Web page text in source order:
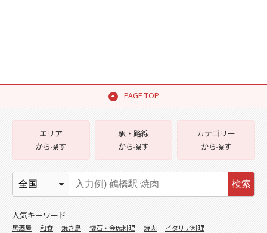
PAGE TOP
エリア
から探す
駅・路線
から探す
カテゴリー
から探す
検索
人気キーワード
居酒屋 和食 焼き鳥 懐石・会席料理 焼肉
イタリア料理